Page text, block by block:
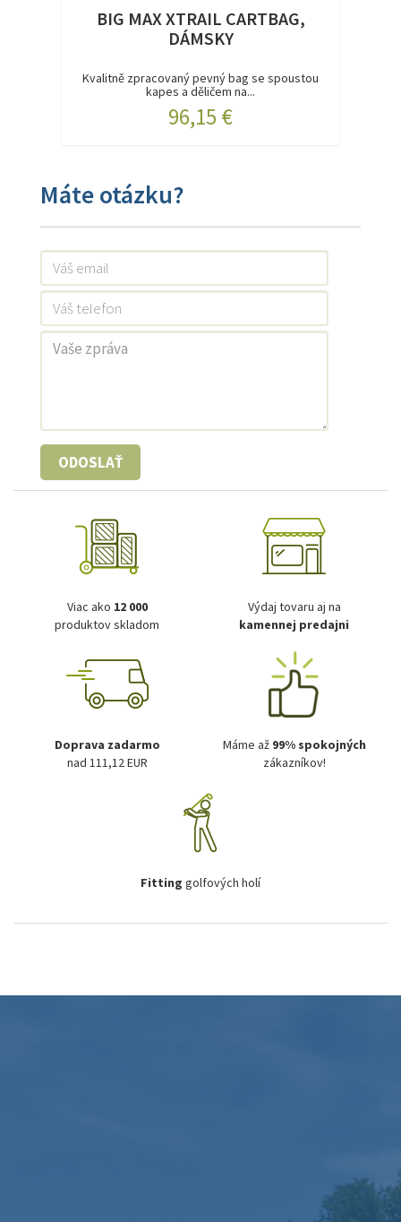
BIG MAX XTRAIL CARTBAG,
DÁMSKY
Kvalitně zpracovaný pevný bag se spoustou
kapes a děličem na...
96,15 €
Máte otázku?
ODOSLAŤ
Viac ako 12 000
produktov skladom
Výdaj tovaru aj na
kamennej predajni
Doprava zadarmo
nad 111,12 EUR
Máme až 99% spokojných
zákazníkov!
Fitting golfových holí